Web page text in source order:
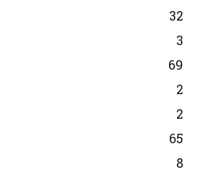
32
3
69
2
2
65
8